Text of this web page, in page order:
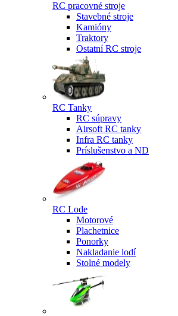
RC pracovné stroje
Stavebné stroje
Kamióny
Traktory
Ostatní RC stroje
RC Tanky
RC súpravy
Airsoft RC tanky
Infra RC tanky
Príslušenstvo a ND
RC Lode
Motorové
Plachetnice
Ponorky
Nakladanie lodí
Stolné modely